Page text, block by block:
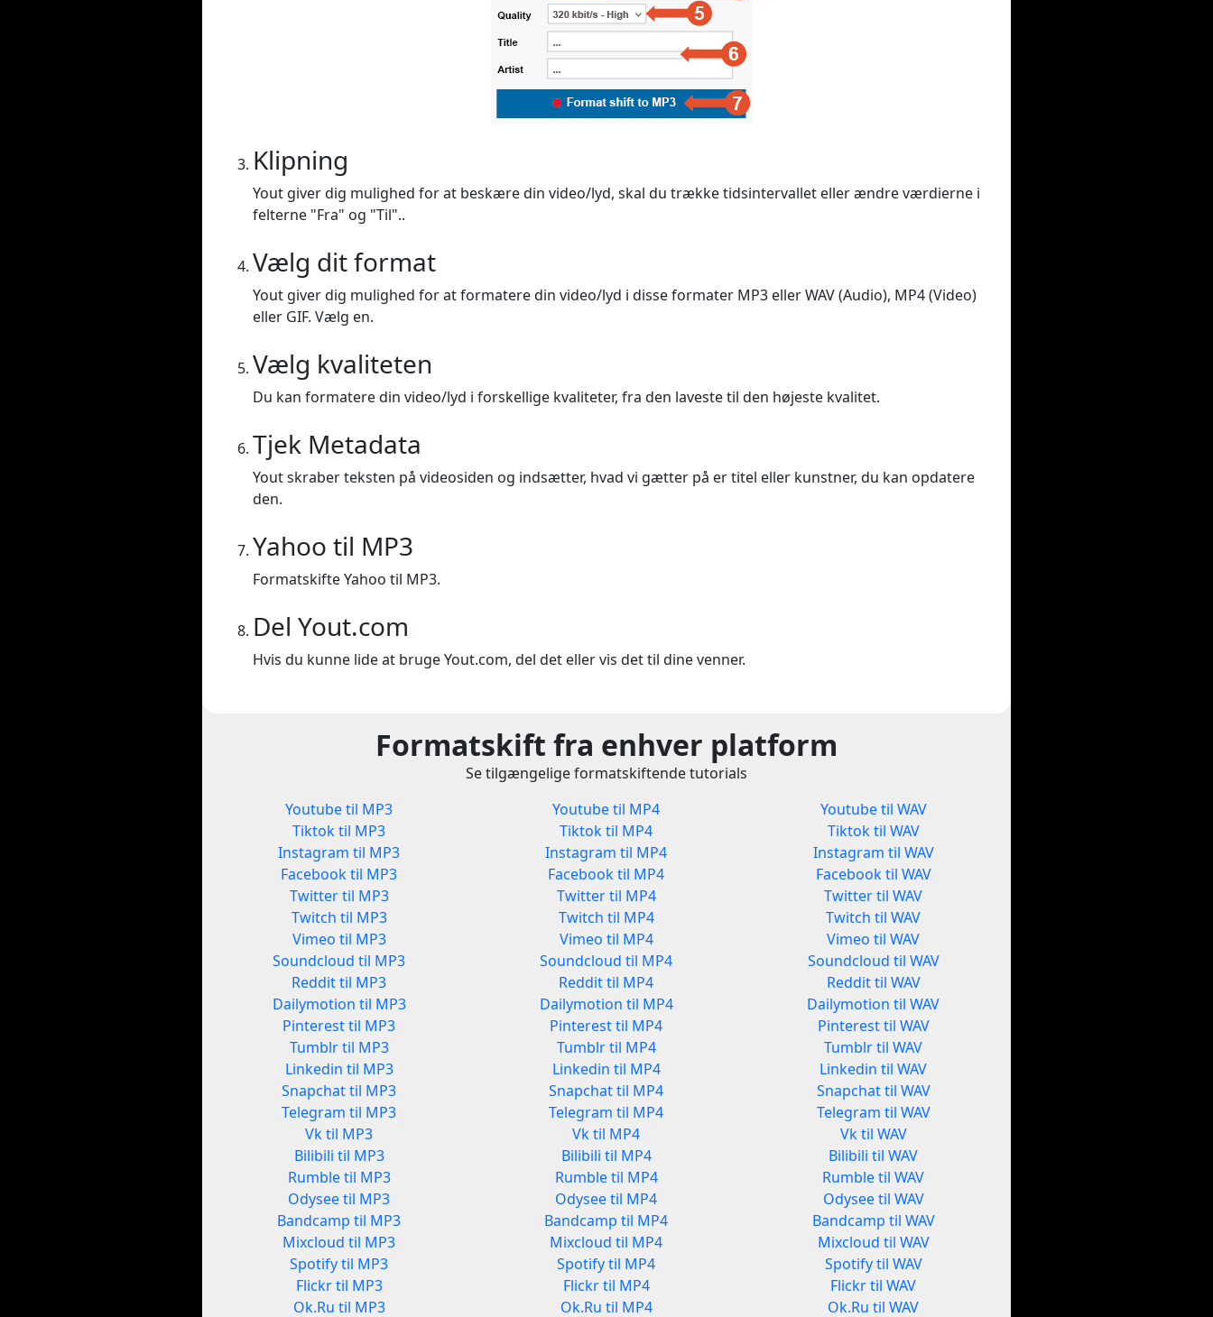
Klipning
Yout giver dig mulighed for at beskære din video/lyd, skal du trække tidsintervallet eller ændre værdierne i
felterne "Fra" og "Til"..
Vælg dit format
Yout giver dig mulighed for at formatere din video/lyd i disse formater MP3 eller WAV (Audio), MP4 (Video)
eller GIF. Vælg en.
Vælg kvaliteten
Du kan formatere din video/lyd i forskellige kvaliteter, fra den laveste til den højeste kvalitet.
Tjek Metadata
Yout skraber teksten på videosiden og indsætter, hvad vi gætter på er titel eller kunstner, du kan opdatere
den.
Yahoo til MP3
Formatskifte Yahoo til MP3.
Del Yout.com
Hvis du kunne lide at bruge Yout.com, del det eller vis det til dine venner.
Formatskift fra enhver platform
Se tilgængelige formatskiftende tutorials
Youtube til MP3
Tiktok til MP3
Instagram til MP3
Facebook til MP3
Twitter til MP3
Twitch til MP3
Vimeo til MP3
Soundcloud til MP3
Reddit til MP3
Dailymotion til MP3
Pinterest til MP3
Tumblr til MP3
Linkedin til MP3
Snapchat til MP3
Telegram til MP3
Vk til MP3
Bilibili til MP3
Rumble til MP3
Odysee til MP3
Bandcamp til MP3
Mixcloud til MP3
Spotify til MP3
Flickr til MP3
Ok.Ru til MP3
Youtube til MP4
Tiktok til MP4
Instagram til MP4
Facebook til MP4
Twitter til MP4
Twitch til MP4
Vimeo til MP4
Soundcloud til MP4
Reddit til MP4
Dailymotion til MP4
Pinterest til MP4
Tumblr til MP4
Linkedin til MP4
Snapchat til MP4
Telegram til MP4
Vk til MP4
Bilibili til MP4
Rumble til MP4
Odysee til MP4
Bandcamp til MP4
Mixcloud til MP4
Spotify til MP4
Flickr til MP4
Ok.Ru til MP4
Youtube til WAV
Tiktok til WAV
Instagram til WAV
Facebook til WAV
Twitter til WAV
Twitch til WAV
Vimeo til WAV
Soundcloud til WAV
Reddit til WAV
Dailymotion til WAV
Pinterest til WAV
Tumblr til WAV
Linkedin til WAV
Snapchat til WAV
Telegram til WAV
Vk til WAV
Bilibili til WAV
Rumble til WAV
Odysee til WAV
Bandcamp til WAV
Mixcloud til WAV
Spotify til WAV
Flickr til WAV
Ok.Ru til WAV